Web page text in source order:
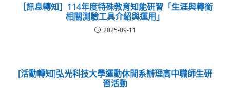
［訊息轉知］114年度特殊教育知能研習「生涯與轉銜
相關測驗工具介紹與運用」
2025-09-11
[活動轉知]弘光科技大學運動休閒系辦理高中職師生研
習活動